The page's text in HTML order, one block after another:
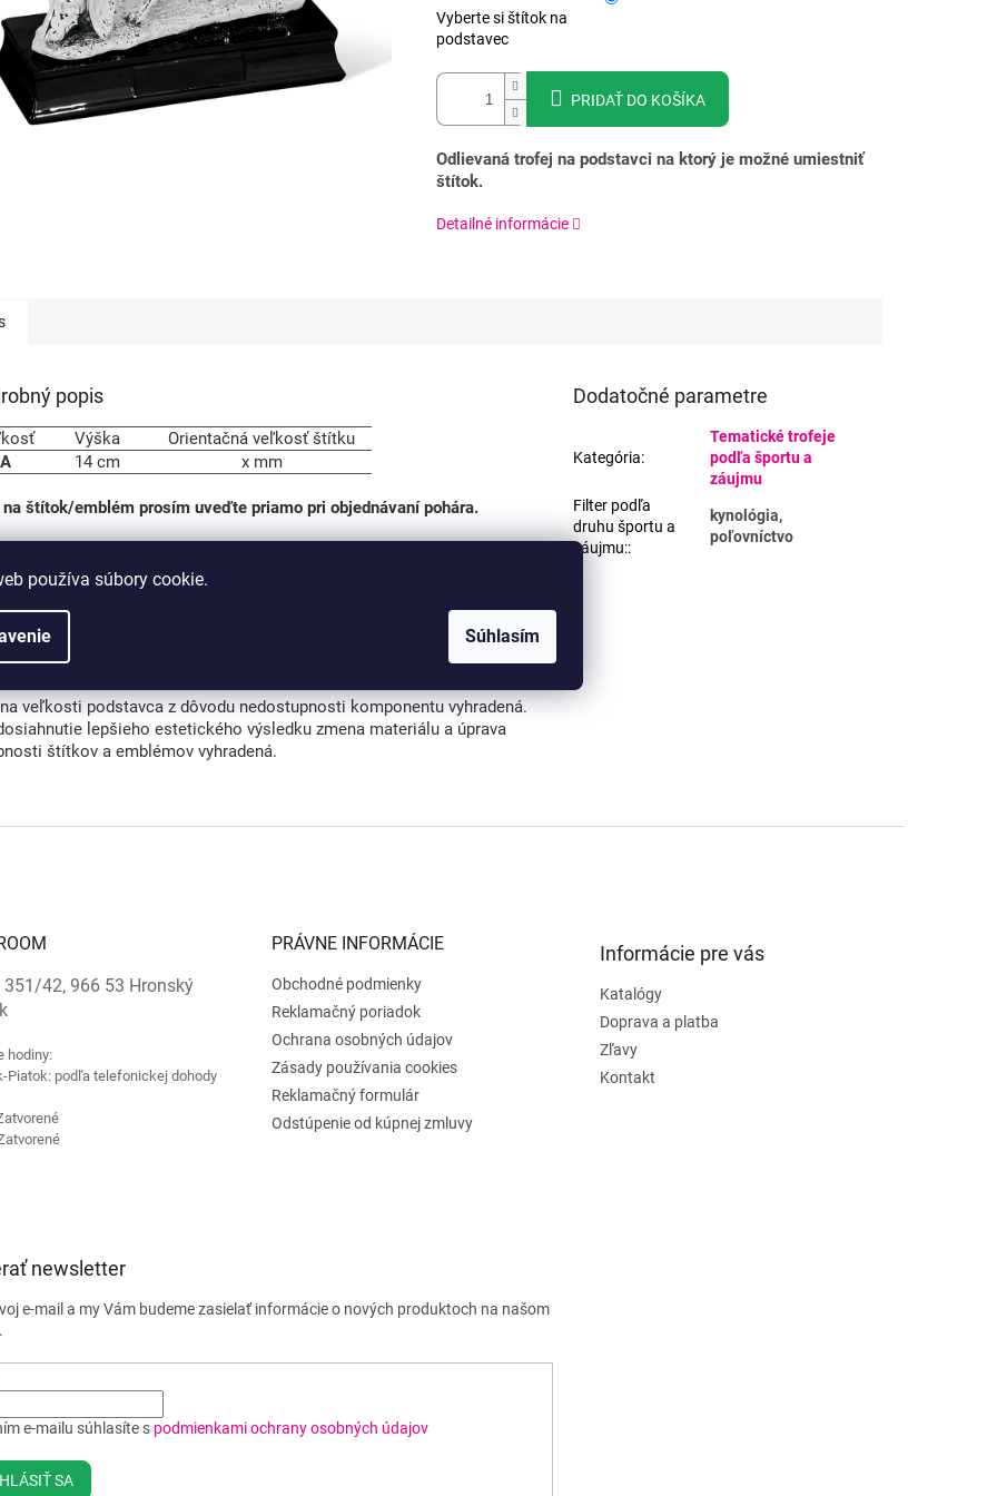
používa súbory cookie.
Súhlasím
Vyberte si štítok na
podstavec
PRIDAŤ DO KOŠÍKA
Odlievaná trofej na podstavci na ktorý je možné umiestniť
štítok.
Detailné informácie
popis
Výška
Orientačná veľkosť štítku
A
14 cm x mm
na štítok/emblém prosím uveďte priamo pri objednávaní pohára.
pre gravírovanie je potrebné dodať výlučne vo
veľkosti podstavca z dôvodu nedostupnosti komponentu vyhradená.
lepšieho estetického výsledku zmena materiálu a úprava
štítkov a emblémov vyhradená.
Dodatočné parametre
Kategória:
Tematické trofeje
podľa športu a
záujmu
Filter podľa
druhu športu a
záujmu::
kynológia,
poľovníctvo
351/42, 966 53 Hronský
hodiny:
Piatok: podľa telefonickej dohody
PRÁVNE INFORMÁCIE
Obchodné podmienky
Reklamačný poriadok
Ochrana osobných údajov
Zásady používania cookies
Reklamačný formulár
Odstúpenie od kúpnej zmluvy
Informácie pre vás
Katalógy
Doprava a platba
Zľavy
Kontakt
newsletter
e-mail a my Vám budeme zasielať informácie o nových produktoch na našom
e-mailu súhlasíte s podmienkami ochrany osobných údajov
SA